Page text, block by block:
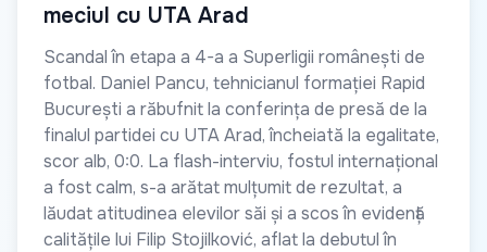
meciul cu UTA Arad
Scandal în etapa a 4-a a Superligii românești de
fotbal. Daniel Pancu, tehnicianul formației Rapid
București a răbufnit la conferința de presă de la
finalul partidei cu UTA Arad, încheiată la egalitate,
scor alb, 0:0. La flash-interviu, fostul internațional
a fost calm, s-a arătat mulțumit de rezultat, a
lăudat atitudinea elevilor săi și a scos în evidență
calitățile lui Filip Stojilković, aflat la debutul în